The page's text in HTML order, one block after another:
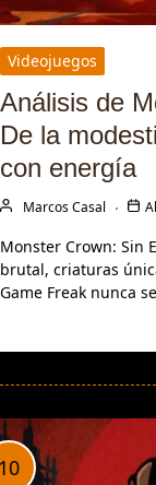
Videojuegos
Análisis de
De la
con energía
Marcos Casal
Monster Crown: Sin
brutal, criaturas
Game Freak nunca